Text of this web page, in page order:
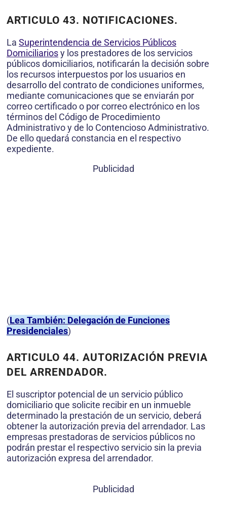
ARTICULO 43. NOTIFICACIONES.
La Superintendencia de Servicios Públicos
Domiciliariosy los prestadores de los servicios
públicos domiciliarios, notificarán la decisión sobre
los recursos interpuestos por los usuarios en
desarrollo del contrato de condiciones uniformes,
mediante comunicaciones que se enviarán por
correo certificado o por correo electrónico en los
términos del Código de Procedimiento
Administrativo y de lo Contencioso Administrativo.
De ello quedará constancia en el respectivo
expediente.
Publicidad
(Lea También: Delegación de Funciones
Presidenciales)
ARTICULO 44. AUTORIZACIÓN PREVIA
DEL ARRENDADOR.
El suscriptor potencial de un servicio público
domiciliario que solicite recibir en un inmueble
determinado la prestación de un servicio, deberá
obtener la autorización previa del arrendador. Las
empresas prestadoras de servicios públicos no
podrán prestar el respectivo servicio sin la previa
autorización expresa del arrendador.
Publicidad